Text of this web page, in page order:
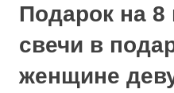
Подарок на
свечи в
женщине